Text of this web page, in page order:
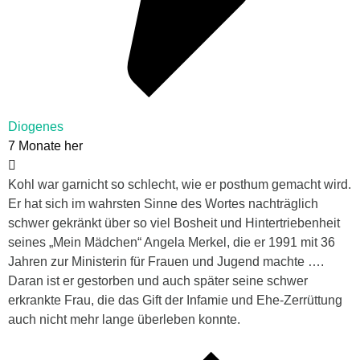
Diogenes
7 Monate her
Kohl war garnicht so schlecht, wie er posthum gemacht wird.
Er hat sich im wahrsten Sinne des Wortes nachträglich
schwer gekränkt über so viel Bosheit und Hintertriebenheit
seines „Mein Mädchen“ Angela Merkel , die er 1991 mit 36
Jahren zur Ministerin für Frauen und Jugend machte ….
Daran ist er gestorben und auch später seine schwer
erkrankte Frau, die das Gift der Infamie und Ehe-Zerrüttung
auch nicht mehr lange überleben konnte.